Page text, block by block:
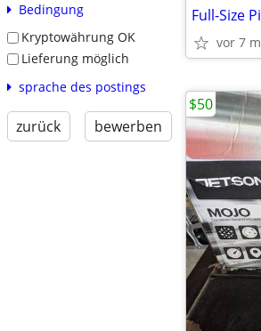
Bedingung
Kryptowährung OK
Lieferung möglich
sprache des postings
zurück bewerben
vor 7 m
$50